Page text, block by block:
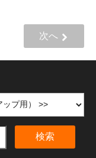
次へ
検索